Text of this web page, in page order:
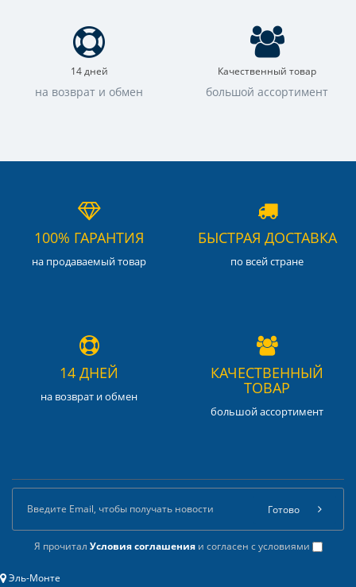
14 дней
на возврат и обмен
Качественный товар
большой ассортимент
100% ГАРАНТИЯ
на продаваемый товар
БЫСТРАЯ ДОСТАВКА
по всей стране
14 ДНЕЙ
на возврат и обмен
КАЧЕСТВЕННЫЙ
ТОВАР
большой ассортимент
Я прочитал Условия соглашенияи согласен с условиями
Готово
Эль-Монте